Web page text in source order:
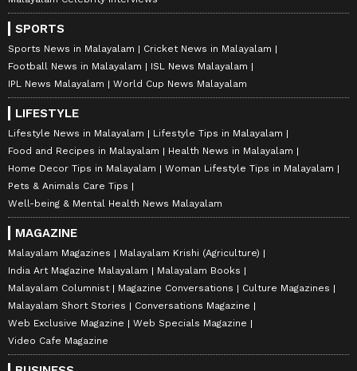
SPORTS
Sports News in Malayalam
Cricket News in Malayalam
Football News in Malayalam
ISL News Malayalam
IPL News Malayalam
World Cup News Malayalam
LIFESTYLE
Lifestyle News in Malayalam
Lifestyle Tips in Malayalam
Food and Recipes in Malayalam
Health News in Malayalam
Home Decor Tips in Malayalam
Woman Lifestyle Tips in Malayalam
Pets & Animals Care Tips
Well-being & Mental Health News Malayalam
MAGAZINE
Malayalam Magazines
Malayalam Krishi (Agriculture)
India Art Magazine Malayalam
Malayalam Books
Malayalam Columnist
Magazine Conversations
Culture Magazines
Malayalam Short Stories
Conversations Magazine
Web Exclusive Magazine
Web Specials Magazine
Video Cafe Magazine